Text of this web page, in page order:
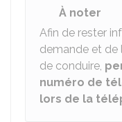
À noter
Afin de rester
demande et de
de conduire,
numéro de
lors de la